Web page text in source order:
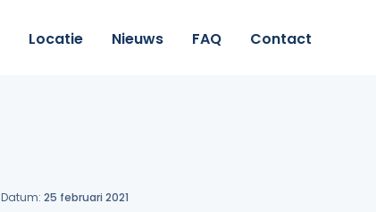
Locatie Nieuws FAQ Contact
Datum: 25 februari 2021